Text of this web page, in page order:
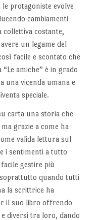
protagoniste evolve
cambiamenti
costante,
un legame del
facile e scontato che
amiche” è in grado
una vicenda umana e
speciale.
carta una storia che
grazie a come ha
valida lettura sul
i sentimenti a tutto
gestire più
quando tutti
la scrittrice ha
il suo libro offrendo
diversi tra loro, dando